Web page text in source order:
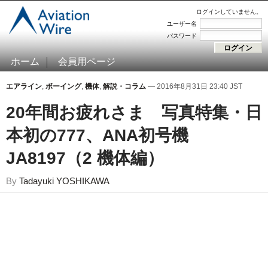
ログインしていません。
ユーザー名
パスワード
ホーム 会員用ページ
エアライン, ボーイング, 機体, 解説・コラム — 2016年8月31日 23:40 JST
20年間お疲れさま 写真特集・日
本初の777、ANA初号機
JA8197（2 機体編）
By Tadayuki YOSHIKAWA